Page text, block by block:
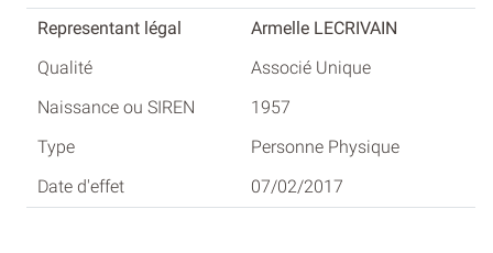
Armelle LECRIVAIN
Associé Unique
1957
Personne Physique
07/02/2017